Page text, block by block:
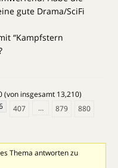
gute Drama/SciFi
“Kampfstern
(von insgesamt 13,210)
407 … 879
880
Thema antworten zu